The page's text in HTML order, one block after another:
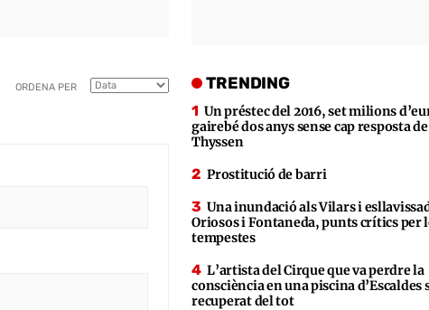
ORDENA PER TRENDING
Un préstec del 2016, set milions
gairebé dos anys sense cap resposta
Thyssen
Prostitució de barri
Una inundació als Vilars i
Oriosos i Fontaneda, punts crítics per
tempestes
L’artista del Cirque que va perdre la
consciència en una piscina d’Escaldes
recuperat del tot